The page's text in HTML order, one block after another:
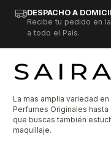
DESPACHO A
Recibe tu pedido en
a todo el País.
La mas amplia variedad
Perfumes Originales
que buscas también
maquillaje.